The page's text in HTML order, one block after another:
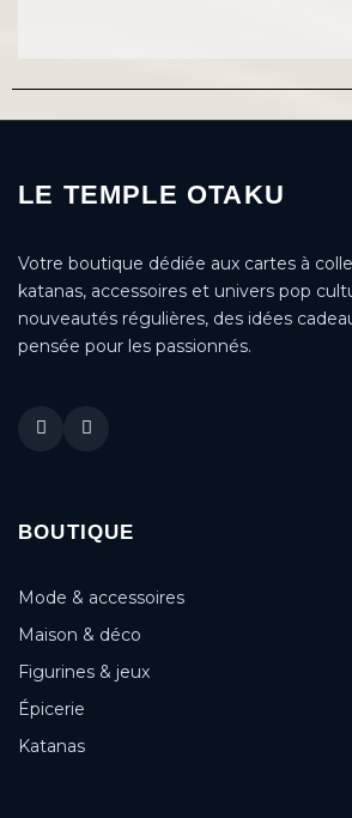
LE TEMPLE OTAKU
Votre boutique dédiée aux cartes à
katanas, accessoires et univers pop
nouveautés régulières, des idées
pensée pour les passionnés.
BOUTIQUE
Mode & accessoires
Maison & déco
Figurines & jeux
Épicerie
Katanas